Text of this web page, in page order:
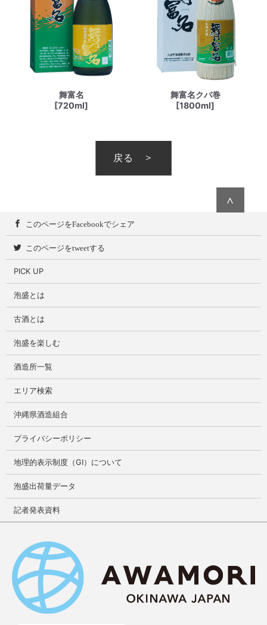
舞富名
[720ml]
舞富名クバ巻
[1800ml]
戻る
∧
このページをFacebookでシェア
このページをtweetする
PICK UP
泡盛とは
古酒とは
泡盛を楽しむ
酒造所一覧
エリア検索
沖縄県酒造組合
プライバシーポリシー
地理的表示制度（GI）について
泡盛出荷量データ
記者発表資料